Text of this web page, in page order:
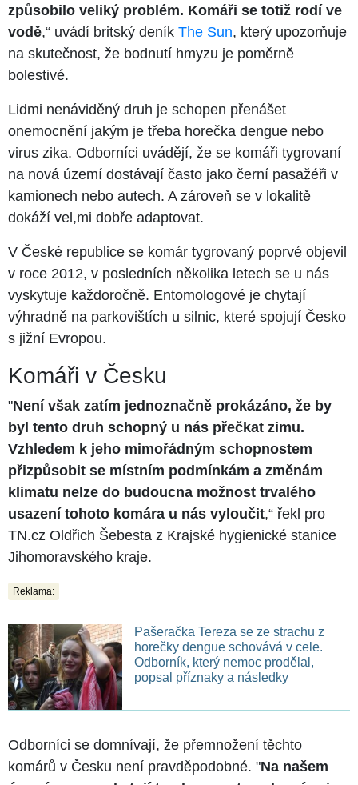
způsobilo veliký problém. Komáři se totiž rodí ve
vodě,“ uvádí britský deník The Sun, který upozorňuje
na skutečnost, že bodnutí hmyzu je poměrně
bolestivé.
Lidmi nenáviděný druh je schopen přenášet
onemocnění jakým je třeba horečka dengue nebo
virus zika. Odborníci uvádějí, že se komáři tygrovaní
na nová území dostávají často jako černí pasažéři v
kamionech nebo autech. A zároveň se v lokalitě
dokáží vel,mi dobře adaptovat.
V České republice se komár tygrovaný poprvé objevil
v roce 2012, v posledních několika letech se u nás
vyskytuje každoročně. Entomologové je chytají
výhradně na parkovištích u silnic, které spojují Česko
s jižní Evropou.
Komáři v Česku
"Není však zatím jednoznačně prokázáno, že by
byl tento druh schopný u nás přečkat zimu.
Vzhledem k jeho mimořádným schopnostem
přizpůsobit se místním podmínkám a změnám
klimatu nelze do budoucna možnost trvalého
usazení tohoto komára u nás vyloučit,“ řekl pro
TN.cz Oldřich Šebesta z Krajské hygienické stanice
Jihomoravského kraje.
Reklama:
Pašeračka Tereza se ze strachu z
horečky dengue schovává v cele.
Odborník, který nemoc prodělal,
popsal příznaky a následky
Odborníci se domnívají, že přemnožení těchto
komárů v Česku není pravděpodobné. "Na našem